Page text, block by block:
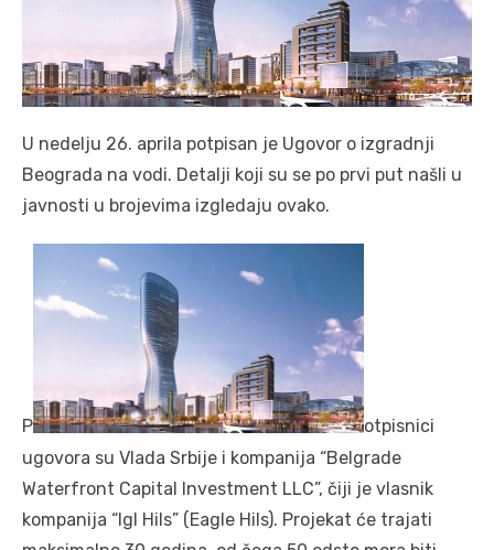
U nedelju 26. aprila potpisan je Ugovor o izgradnji
Beograda na vodi. Detalji koji su se po prvi put našli u
javnosti u brojevima izgledaju ovako.
P
otpisnici
ugovora su Vlada Srbije i kompanija “Belgrade
Waterfront Capital Investment LLC”, čiji je vlasnik
kompanija “Igl Hils” (Eagle Hils). Projekat će trajati